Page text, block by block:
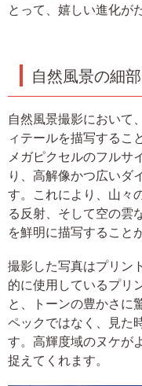
とって、嬉しい進化が
自然風景の細
自然風景撮影において
ィテールを描写するこ
メガピクセルのフルサ
り、高解像かつ広いダ
す。これにより、山々
る反射、そして空の雲
を鮮明に描写すること
撮影した写真はプリン
的に使用しているプリ
と、トーンの豊かさに
ペックではなく、見た
す。高輝度域のヌケが
捉えてくれます。